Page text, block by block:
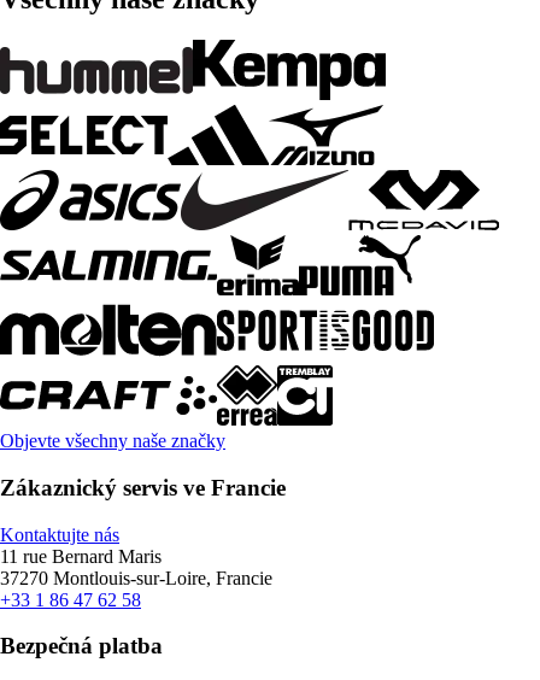
Objevte všechny naše značky
Zákaznický servis ve Francie
Kontaktujte nás
11 rue Bernard Maris
37270 Montlouis-sur-Loire, Francie
+33 1 86 47 62 58
Bezpečná platba